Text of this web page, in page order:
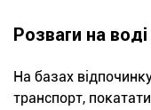
Розваги на
На базах
транспорт,